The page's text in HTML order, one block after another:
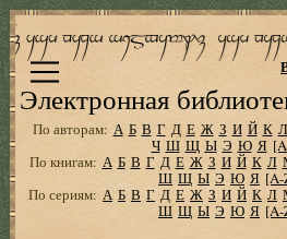
Электронная
По авторам: А Б В Г Д Е Ж З И Й К Л
Ч Ш Щ Ы Э Ю Я
По книгам: А Б В Г Д Е Ж З И Й К Л
Ш Щ Ы Э Ю Я
По сериям: А Б В Г Д Е Ж З И Й К Л
Ш Щ Ы Э Ю Я